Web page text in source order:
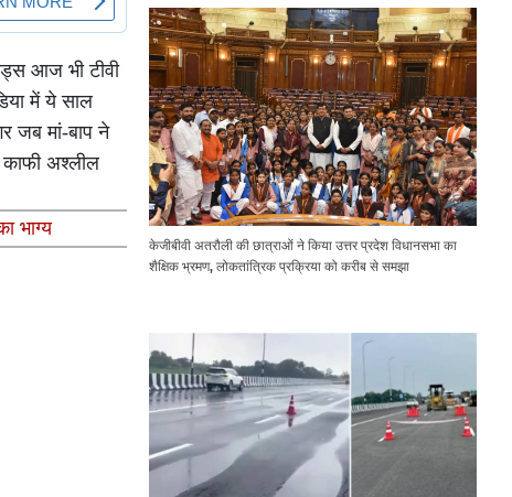
आज भी टीवी
में ये साल
जब मां-बाप ने
काफी अश्लील
भाग्य
केजीबीवी अतरौली की छात्राओं ने किया उत्तर प्रदेश विधानसभा का
शैक्षिक भ्रमण, लोकतांत्रिक प्रक्रिया को करीब से समझा